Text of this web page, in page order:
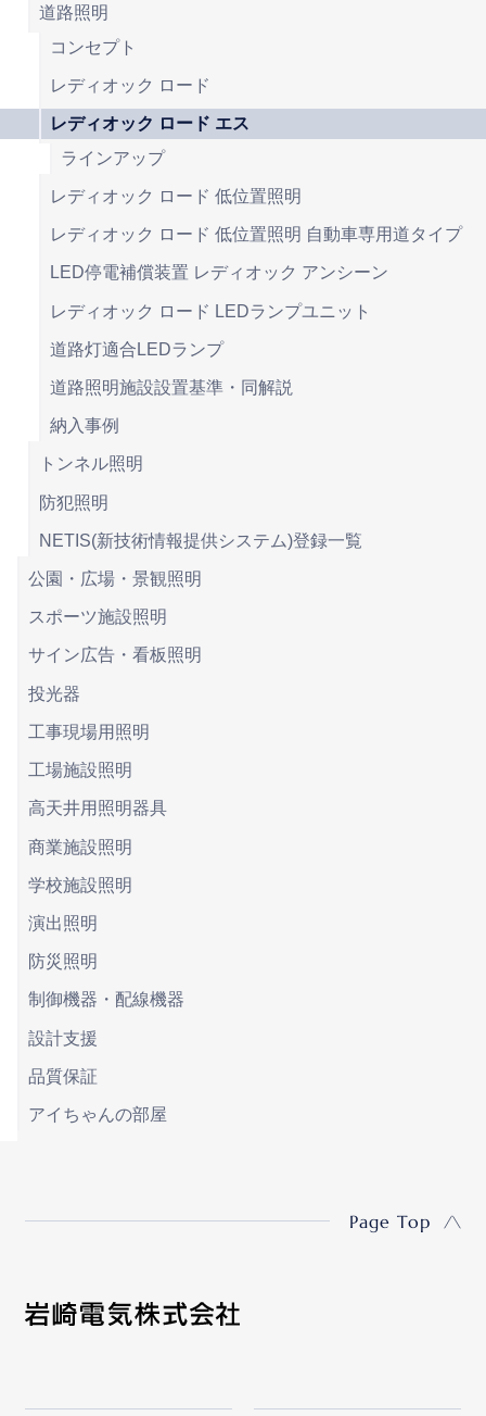
道路照明
コンセプト
レディオック ロード
レディオック ロード エス
ラインアップ
レディオック ロード 低位置照明
レディオック ロード 低位置照明 自動車専用道タイプ
LED停電補償装置 レディオック アンシーン
レディオック ロード LEDランプユニット
道路灯適合LEDランプ
道路照明施設設置基準・同解説
納入事例
トンネル照明
防犯照明
NETIS(新技術情報提供システム)登録一覧
公園・広場・景観照明
スポーツ施設照明
サイン広告・看板照明
投光器
工事現場用照明
工場施設照明
高天井用照明器具
商業施設照明
学校施設照明
演出照明
防災照明
制御機器・配線機器
設計支援
品質保証
アイちゃんの部屋
Page Top